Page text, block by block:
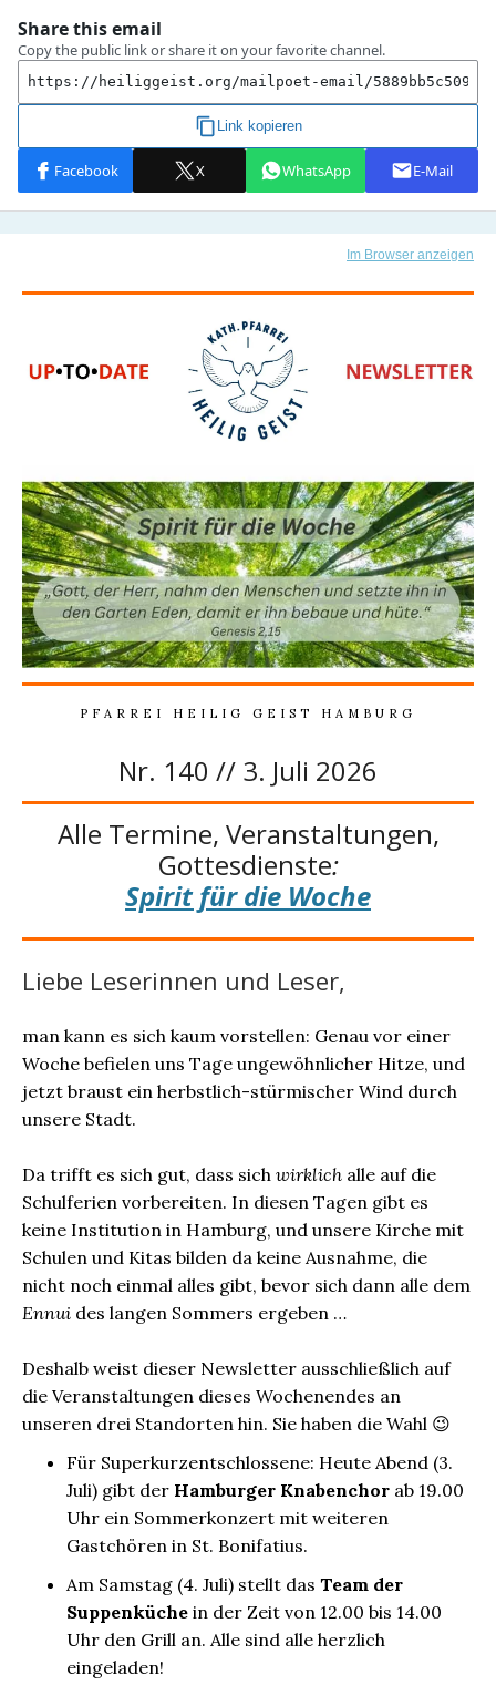
Im Browser anzeigen
PFARREI HEILIG GEIST HAMBURG
Nr. 140 // 3. Juli 2026
Alle Termine, Veranstaltungen,
Gottesdienste:
Spirit für die Woche
Liebe Leserinnen und Leser,
man kann es sich kaum vorstellen: Genau vor einer
Woche befielen uns Tage ungewöhnlicher Hitze, und
jetzt braust ein herbstlich-stürmischer Wind durch
unsere Stadt.
Da trifft es sich gut, dass sich wirklich alle auf die
Schulferien vorbereiten. In diesen Tagen gibt es
keine Institution in Hamburg, und unsere Kirche mit
Schulen und Kitas bilden da keine Ausnahme, die
nicht noch einmal alles gibt, bevor sich dann alle dem
Ennui des langen Sommers ergeben …
Deshalb weist dieser Newsletter ausschließlich auf
die Veranstaltungen dieses Wochenendes an
unseren drei Standorten hin. Sie haben die Wahl 😉
Für Superkurzentschlossene: Heute Abend (3.
Juli) gibt der Hamburger Knabenchor ab 19.00
Uhr ein Sommerkonzert mit weiteren
Gastchören in St. Bonifatius.
Am Samstag (4. Juli) stellt das Team der
Suppenküche in der Zeit von 12.00 bis 14.00
Uhr den Grill an. Alle sind alle herzlich
eingeladen!